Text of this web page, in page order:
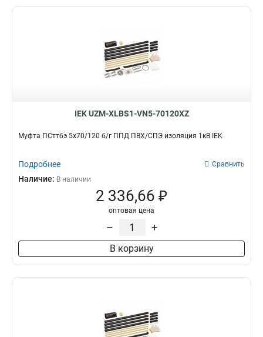
IEK UZM-XLBS1-VN5-70120XZ
Муфта ПСттбэ 5х70/120 б/г ППД ПВХ/СПЭ изоляция 1кВ IEK
Подробнее Сравнить
Наличие: В наличии
2 336,66 ₽
оптовая цена
– +
В корзину